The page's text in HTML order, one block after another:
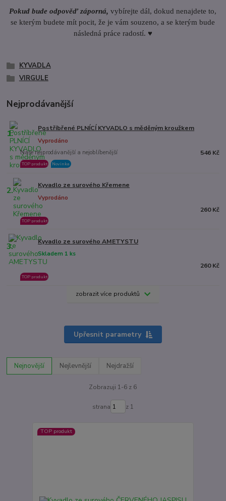
Pokud bude odpověď záporná, vybírejte dál, dokud nenajdete to,
se kterým budete mít pocit, že je vám souzeno, a se kterým bude
následná práce radostí. ♥
KYVADLA
VIRGULE
Nejprodávanější
1. Postříbřené PLNÍCÍ KYVADLO s měděným kroužkem
Naše nejprodávanější a nejoblíbenější
Vyprodáno
TOP produkt Novinka
546 Kč
2. Kyvadlo ze surového Křemene
Vyprodáno
TOP produkt
260 Kč
3. Kyvadlo ze surového AMETYSTU
Skladem 1 ks
TOP produkt
260 Kč
zobrazit více produktů
Upřesnit parametry
Nejnovější Nejlevnější Nejdražší
Zobrazuji 1-6 z 6
strana z 1
TOP produkt